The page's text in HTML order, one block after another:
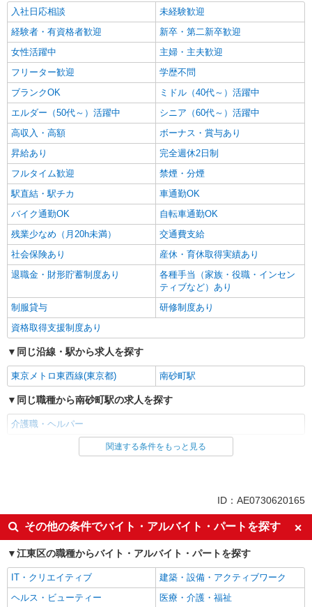
入社日応相談
未経験歓迎
経験者・有資格者歓迎
新卒・第二新卒歓迎
女性活躍中
主婦・主夫歓迎
フリーター歓迎
学歴不問
ブランクOK
ミドル（40代～）活躍中
エルダー（50代～）活躍中
シニア（60代～）活躍中
高収入・高額
ボーナス・賞与あり
昇給あり
完全週休2日制
フルタイム歓迎
禁煙・分煙
駅直結・駅チカ
車通勤OK
バイク通勤OK
自転車通勤OK
残業少なめ（月20h未満）
交通費支給
社会保険あり
産休・育休取得実績あり
退職金・財形貯蓄制度あり
各種手当（家族・役職・インセン
ティブなど）あり
制服貸与
研修制度あり
資格取得支援制度あり
同じ沿線・駅から求人を探す
東京メトロ東西線(東京都) 南砂町駅
同じ職種から南砂町駅の求人を探す
介護職・ヘルパー
同じ雇用形態から南砂町駅の求人を探す
入社日応相談
未経験歓迎
経験者・有資格者歓迎
新卒・第二新卒歓迎
女性活躍中
主婦・主夫歓迎
フリーター歓迎
学歴不問
ブランクOK
ミドル（40代～）活躍中
関連する条件をもっと見る
ID：AE0730620165
その他の条件でバイト・アルバイト・パートを探す
江東区の職種からバイト・アルバイト・パートを探す
IT・クリエイティブ
建築・設備・アクティブワーク
ヘルス・ビューティー
医療・介護・福祉